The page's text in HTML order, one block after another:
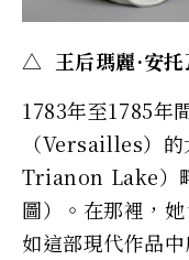
△ 王后瑪麗·安托
1783年至1785年
（Versailles）
Trianon Lake）
圖）。在那裡，
如這部現代作品